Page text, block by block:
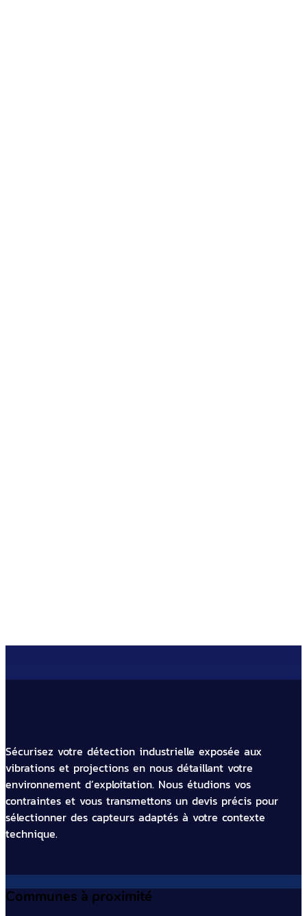
Sécurisez votre détection industrielle exposée aux
vibrations et projections en nous détaillant votre
environnement d’exploitation. Nous étudions vos
contraintes et vous transmettons un devis précis pour
sélectionner des capteurs adaptés à votre contexte
technique.
Communes à proximité